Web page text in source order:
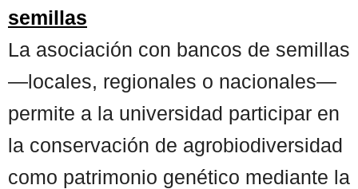
semillas
La asociación con bancos de semillas
—locales, regionales o nacionales—
permite a la universidad participar en
la conservación de agrobiodiversidad
como patrimonio genético mediante la